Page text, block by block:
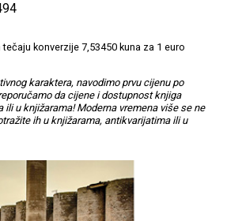
konverzije 7,53450 kuna za 1 euro
karaktera, navodimo prvu cijenu po
da cijene i dostupnost knjiga
ili u knjižarama! Moderna vremena više se ne
ih u knjižarama, antikvarijatima ili u